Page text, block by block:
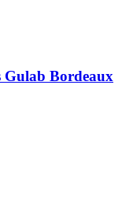
Gulab Bordeaux